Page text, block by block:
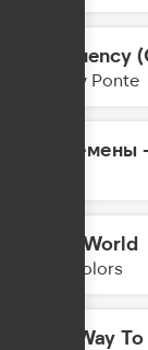
Frequency
Gabry Ponte
Перемены
Mad World
Twocolors
The Way